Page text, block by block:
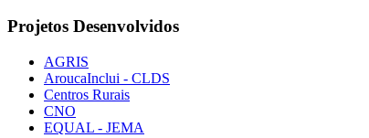
Projetos Desenvolvidos
AGRIS
AroucaInclui - CLDS
Centros Rurais
CNO
EQUAL - JEMA